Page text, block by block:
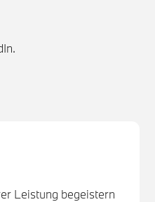
Leistung begeistern